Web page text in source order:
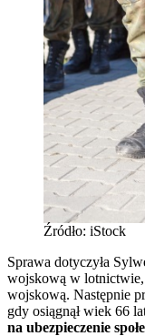
Źródło: iStock
Sprawa dotyczyła
wojskową w
wojskową. Następnie
gdy osiągnął wiek 66
na ubezpieczenie